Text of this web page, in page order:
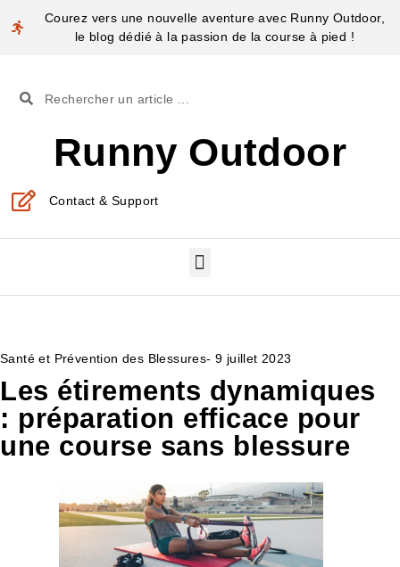
Courez vers une nouvelle aventure avec Runny Outdoor,
le blog dédié à la passion de la course à pied !
Runny Outdoor
Contact & Support
Santé et Prévention des Blessures- 9 juillet 2023
Les étirements dynamiques
: préparation efficace pour
une course sans blessure